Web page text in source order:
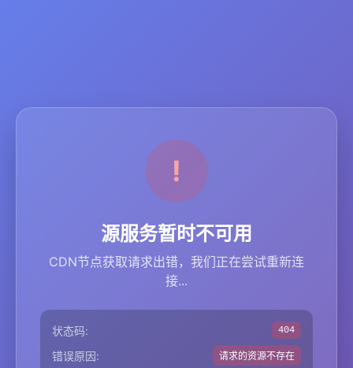
源服务暂时不可用
CDN节点获取请求出错，我们正在尝试重新连
接...
状态码: 404
错误原因: 请求的资源不存在